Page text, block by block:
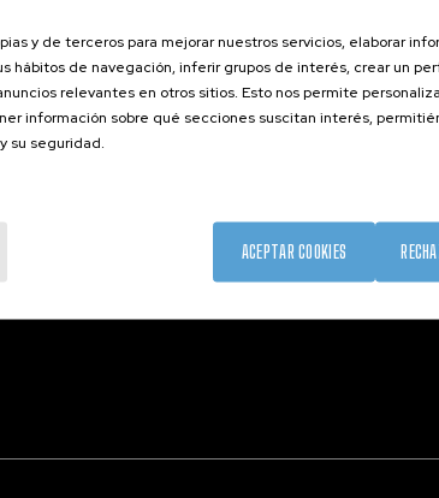
Corporate Compliance
y de terceros para mejorar nuestros servicios, elaborar
hábitos de navegación, inferir grupos de interés, crear un
relevantes en otros sitios. Esto nos permite
información sobre qué secciones suscitan interés,
su seguridad.
ACEPTAR COOKIES